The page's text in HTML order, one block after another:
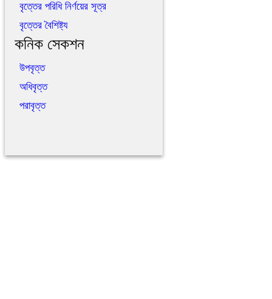
বৃত্তের পরিধি নির্ণয়ের সূত্র
বৃত্তের বৈশিষ্ট্য
কনিক সেকশন
উপবৃত্ত
অধিবৃত্ত
পরাবৃত্ত